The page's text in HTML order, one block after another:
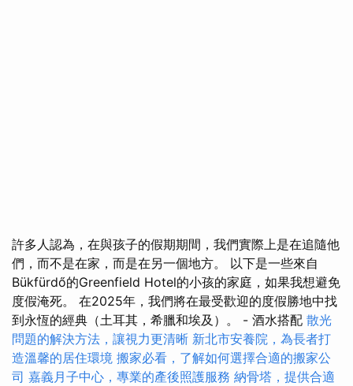
許多人認為，在與孩子的假期期間，我們實際上是在追隨他
們，而不是在家，而是在另一個地方。 以下是一些來自
Bükfürdő的Greenfield Hotel的小孩的家庭，如果我想避免
度假淹死。 在2025年，我們將在最受歡迎的度假勝地中找
到永恆的經典（土耳其，希臘和埃及）。 - 酒水搭配 散光
問題的解決方法，讓視力更清晰 新北市安養院，為長者打
造溫馨的居住環境 搬家必看，了解如何選擇合適的搬家公
司 嘉義月子中心，專業的產後照護服務 納骨塔，提供合適